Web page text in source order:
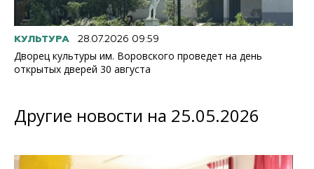
КУЛЬТУРА 28.07.2026 09:59
Дворец культуры им. Воровского проведет на день
открытых дверей 30 августа
Другие новости на 25.05.2026